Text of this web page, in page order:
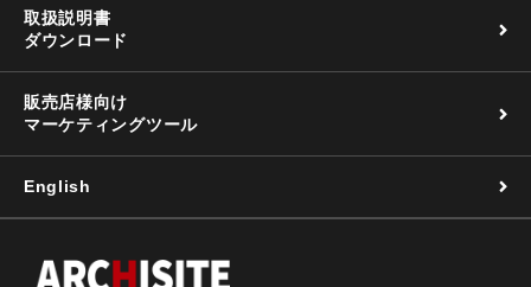
取扱説明書
ダウンロード
販売店様向け
マーケティングツール
English